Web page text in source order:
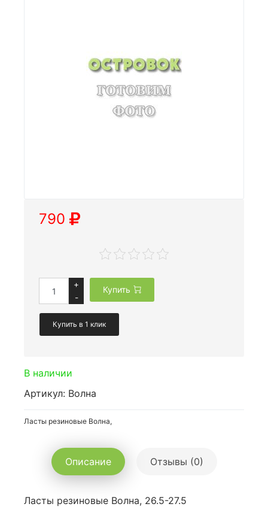
790
+
-
Купить
Купить в 1 клик
В наличии
Артикул: Волна
Ласты резиновые Волна,
Описание Отзывы (0)
Ласты резиновые Волна, 26.5-27.5